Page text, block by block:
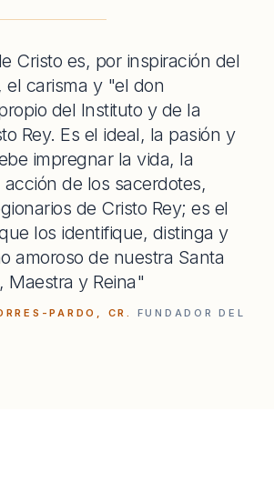
el carisma y "el don
del Instituto y de la
Rey. Es el ideal, la pasión y
impregnar la vida, la
de los sacerdotes,
de Cristo Rey; es el
los identifique, distinga y
amoroso de nuestra Santa
Maestra y Reina"
PARDO, CR.
FUNDADOR DEL